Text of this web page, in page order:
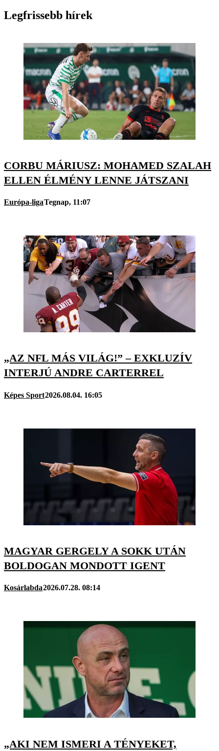
Legfrissebb hírek
CORBU MÁRIUSZ: MOHAMED SZALAH
ELLEN ÉLMÉNY LENNE JÁTSZANI
Európa-ligaTegnap, 11:07
„AZ NFL MÁS VILÁG!” – EXKLUZÍV
INTERJÚ ANDRE CARTERREL
Képes Sport2026.08.04. 16:05
MAGYAR GERGELY A SOKK UTÁN
BOLDOGAN MONDOTT IGENT
Kosárlabda2026.07.28. 08:14
„AKI NEM ISMERI A TÉNYEKET,